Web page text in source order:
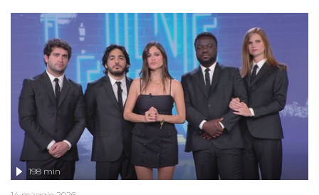
'90 e il 2000 che, inquietantemente, potrebbe essere ancora in
libertà. Lo speciale affronta inoltre le zone d'ombra sul Mostro di
Firenze, le cui responsabilità appaiono ancora oggi avvolte in un
groviglio di dubbi mai chiariti. Nel corso dello speciale anche
l'intervista inedita a Olindo Romano, realizzata ne...
198 min